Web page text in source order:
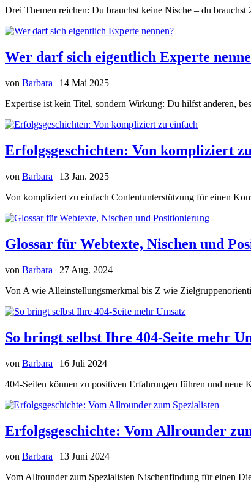
Drei Themen reichen: Du brauchst keine Nische – du
Wer darf sich eigentlich Experte
von Barbara | 14 Mai 2025
Expertise ist kein Titel, sondern Wirkung: Du hilfst anderen,
Erfolgsgeschichten: Von kompliziert
von Barbara | 13 Jan. 2025
Von kompliziert zu einfach Contentunterstützung für einen
Glossar für Webtexte, Nischen und
von Barbara | 27 Aug. 2024
Von A wie Alleinstellungsmerkmal bis Z wie
So bringt selbst Ihre 404-Seite mehr
von Barbara | 16 Juli 2024
404-Seiten können zu positiven Erfahrungen führen und neue
Erfolgsgeschichte: Vom Allrounder
von Barbara | 13 Juni 2024
Vom Allrounder zum Spezialisten Nischenfindung für einen